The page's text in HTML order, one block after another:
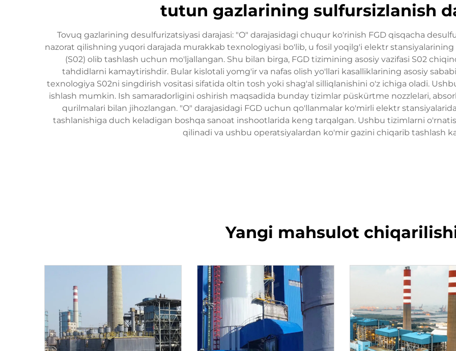
tutun gazlarining sulfursizlanish
Tovuq gazlarining desulfurizatsiyasi darajasi: "O" darajasidagi chuqur ko'rinish FGD qisqacha
nazorat qilishning yuqori darajada murakkab texnologiyasi bo'lib, u fosil yoqilg'i elektr
(S02) olib tashlash uchun mo'ljallangan. Shu bilan birga, FGD tizimining asosiy vazifasi S02
tahdidlarni kamaytirishdir. Bular kislotali yomg'ir va nafas olish yo'llari kasalliklarining asosiy
texnologiya S02ni singdirish vositasi sifatida oltin tosh yoki shag'al silliqlanishini o'z ichiga oladi.
ishlash mumkin. Ish samaradorligini oshirish maqsadida bunday tizimlar püskürtme nozzlelari,
qurilmalari bilan jihozlangan. "O" darajasidagi FGD uchun qo'llanmalar ko'mirli elektr
tashlanishiga duch keladigan boshqa sanoat inshootlarida keng tarqalgan. Ushbu tizimlarni
qilinadi va ushbu operatsiyalardan ko'mir gazini chiqarib tashlash
Yangi mahsulot